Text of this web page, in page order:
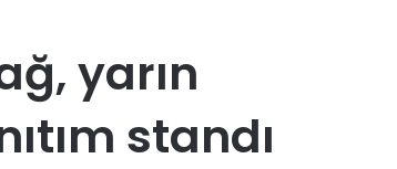
yarın
standı